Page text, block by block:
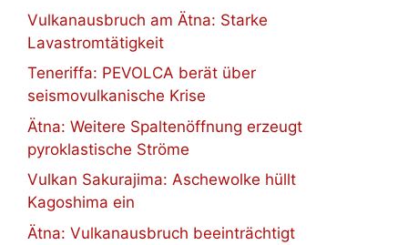
Vulkanausbruch am Ätna: Starke
Lavastromtätigkeit
Teneriffa: PEVOLCA berät über
seismovulkanische Krise
Ätna: Weitere Spaltenöffnung erzeugt
pyroklastische Ströme
Vulkan Sakurajima: Aschewolke hüllt
Kagoshima ein
Ätna: Vulkanausbruch beeinträchtigt